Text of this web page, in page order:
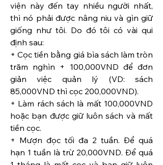
viện này đến tay nhiều người nhất,
thì nó phải được nâng niu và gìn giữ
giống như tôi. Do đó tôi có vài qui
định sau:
+ Cọc tiền bằng giá bìa sách làm tròn
trăm nghìn + 100,000VND để đơn
giản việc quản lý (VD: sách
85,000VND thì cọc 200,000VND).
+ Làm rách sách là mất 100,000VND
hoặc bạn được giữ luôn sách và mất
tiền cọc.
+ Mượn đọc tối đa 2 tuần. Để quá
hạn 1 tuần là trừ 20,000VND. Để quá